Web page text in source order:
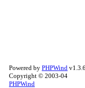
Powered by PHPWind v1.3.6
Copyright © 2003-04
PHPWind